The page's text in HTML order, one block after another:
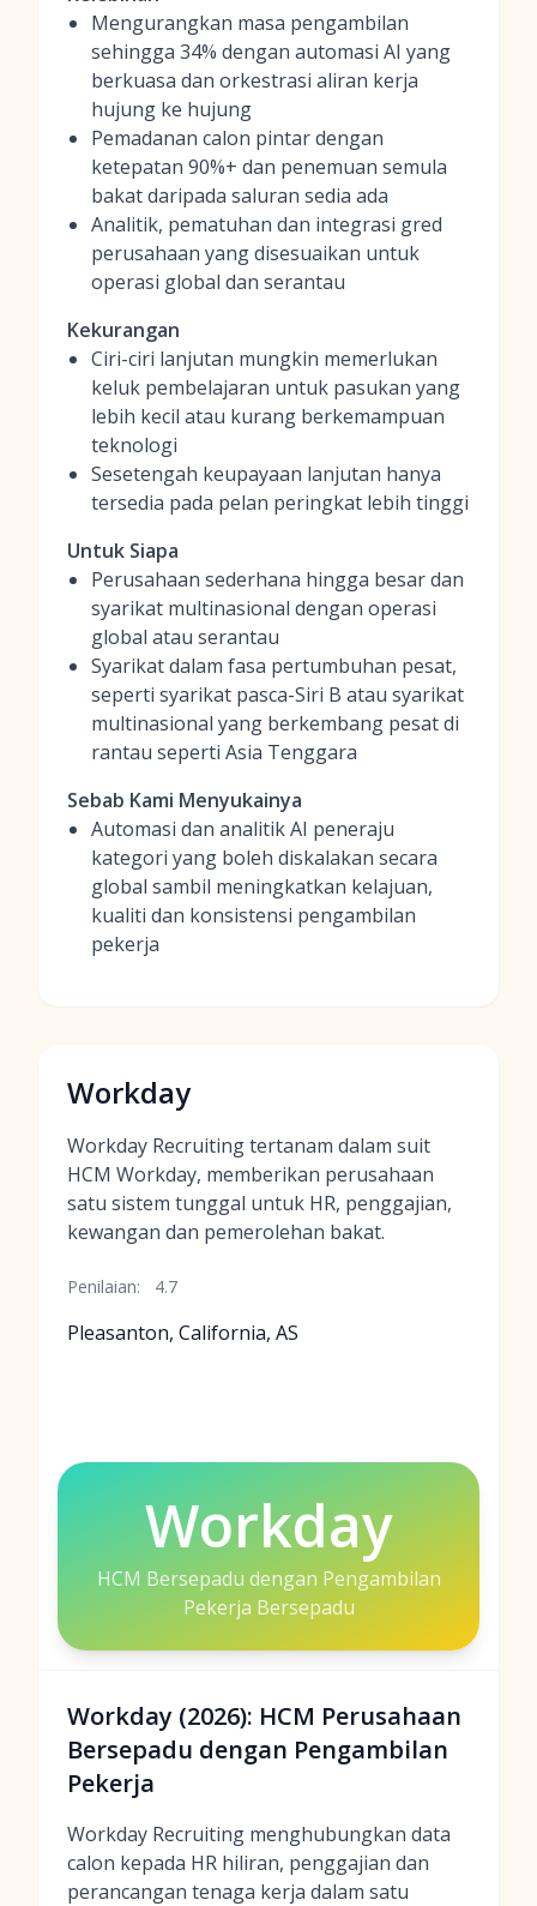
Mengurangkan masa pengambilan
sehingga 34% dengan automasi AI yang
berkuasa dan orkestrasi aliran kerja
hujung ke hujung
Pemadanan calon pintar dengan
ketepatan 90%+ dan penemuan semula
bakat daripada saluran sedia ada
Analitik, pematuhan dan integrasi gred
perusahaan yang disesuaikan untuk
operasi global dan serantau
Kekurangan
Ciri-ciri lanjutan mungkin memerlukan
keluk pembelajaran untuk pasukan yang
lebih kecil atau kurang berkemampuan
teknologi
Sesetengah keupayaan lanjutan hanya
tersedia pada pelan peringkat lebih tinggi
Untuk Siapa
Perusahaan sederhana hingga besar dan
syarikat multinasional dengan operasi
global atau serantau
Syarikat dalam fasa pertumbuhan pesat,
seperti syarikat pasca-Siri B atau syarikat
multinasional yang berkembang pesat di
rantau seperti Asia Tenggara
Sebab Kami Menyukainya
Automasi dan analitik AI peneraju
kategori yang boleh diskalakan secara
global sambil meningkatkan kelajuan,
kualiti dan konsistensi pengambilan
pekerja
Workday
Workday Recruiting tertanam dalam suit
HCM Workday, memberikan perusahaan
satu sistem tunggal untuk HR, penggajian,
kewangan dan pemerolehan bakat.
Penilaian: 4.7
Pleasanton, California, AS
Workday
HCM Bersepadu dengan Pengambilan
Pekerja Bersepadu
Workday (2026): HCM Perusahaan
Bersepadu dengan Pengambilan
Pekerja
Workday Recruiting menghubungkan data
calon kepada HR hiliran, penggajian dan
perancangan tenaga kerja dalam satu